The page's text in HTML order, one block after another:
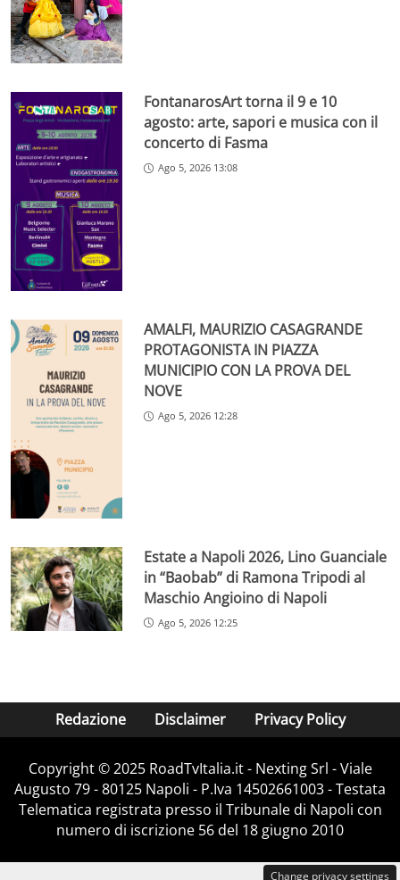
FontanarosArt torna il 9 e 10
agosto: arte, sapori e musica con il
concerto di Fasma
Ago 5, 2026 13:08
AMALFI, MAURIZIO CASAGRANDE
PROTAGONISTA IN PIAZZA
MUNICIPIO CON LA PROVA DEL
NOVE
Ago 5, 2026 12:28
Estate a Napoli 2026, Lino Guanciale
in “Baobab” di Ramona Tripodi al
Maschio Angioino di Napoli
Ago 5, 2026 12:25
Redazione Disclaimer Privacy Policy
Copyright ©️ 2025 RoadTvItalia.it - Nexting Srl - Viale
Augusto 79 - 80125 Napoli - P.Iva 14502661003 - Testata
Telematica registrata presso il Tribunale di Napoli con
numero di iscrizione 56 del 18 giugno 2010
Change privacy settings